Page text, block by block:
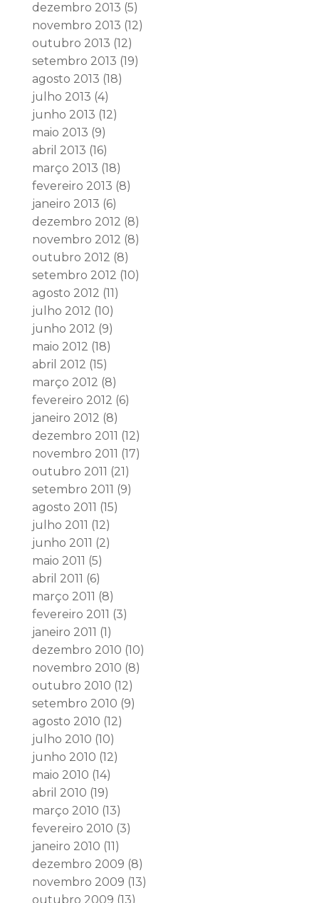
dezembro 2013 (5)
novembro 2013 (12)
outubro 2013 (12)
setembro 2013 (19)
agosto 2013 (18)
julho 2013 (4)
junho 2013 (12)
maio 2013 (9)
abril 2013 (16)
março 2013 (18)
fevereiro 2013 (8)
janeiro 2013 (6)
dezembro 2012 (8)
novembro 2012 (8)
outubro 2012 (8)
setembro 2012 (10)
agosto 2012 (11)
julho 2012 (10)
junho 2012 (9)
maio 2012 (18)
abril 2012 (15)
março 2012 (8)
fevereiro 2012 (6)
janeiro 2012 (8)
dezembro 2011 (12)
novembro 2011 (17)
outubro 2011 (21)
setembro 2011 (9)
agosto 2011 (15)
julho 2011 (12)
junho 2011 (2)
maio 2011 (5)
abril 2011 (6)
março 2011 (8)
fevereiro 2011 (3)
janeiro 2011 (1)
dezembro 2010 (10)
novembro 2010 (8)
outubro 2010 (12)
setembro 2010 (9)
agosto 2010 (12)
julho 2010 (10)
junho 2010 (12)
maio 2010 (14)
abril 2010 (19)
março 2010 (13)
fevereiro 2010 (3)
janeiro 2010 (11)
dezembro 2009 (8)
novembro 2009 (13)
outubro 2009 (13)